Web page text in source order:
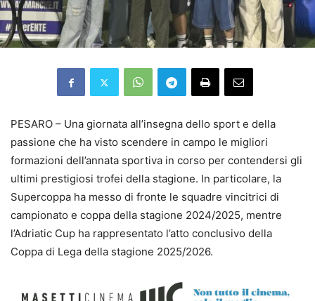
PESARO – Una giornata all’insegna dello sport e della
passione che ha visto scendere in campo le migliori
formazioni dell’annata sportiva in corso per contendersi gli
ultimi prestigiosi trofei della stagione. In particolare, la
Supercoppa ha messo di fronte le squadre vincitrici di
campionato e coppa della stagione 2024/2025, mentre
l’Adriatic Cup ha rappresentato l’atto conclusivo della
Coppa di Lega della stagione 2025/2026.